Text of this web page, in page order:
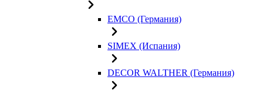
EMCO (Германия)
SIMEX (Испания)
DECOR WALTHER (Германия)